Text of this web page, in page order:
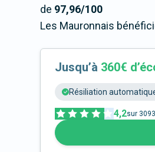
de 97,96/100
Les Mauronnais
Jusqu’à 360€
Résiliation
4,2sur 3093